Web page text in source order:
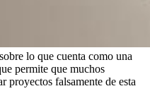
lo que cuenta como una
permite que muchos
proyectos falsamente de esta